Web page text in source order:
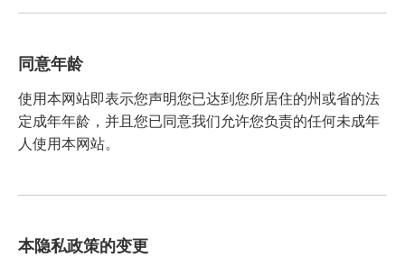
同意年龄
使用本网站即表示您声明您已达到您所居住的州或省的法
定成年年龄，并且您已同意我们允许您负责的任何未成年
人使用本网站。
本隐私政策的变更